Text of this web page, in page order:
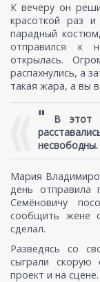
К вечеру он
красоткой раз
парадный
отправился к
открылась.
распахнулись, а
такая жара, а вы
" В этот
несвободны.
Мария
день отправила
Семёновичу
сообщить жене
сделал.
Разведясь со
сыграли скорую
проект и на сцене.